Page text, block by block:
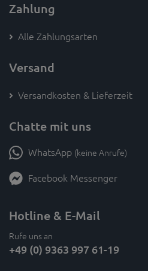
Zahlung
Alle Zahlungsarten
Versand
Versandkosten & Lieferzeit
Chatte mit uns
WhatsApp (keine Anrufe)
Facebook Messenger
Hotline & E-Mail
Rufe uns an
+49 (0) 9363 997 61-19